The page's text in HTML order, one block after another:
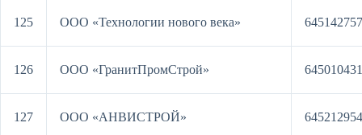
125 ООО «Технологии нового века»
126 ООО «ГранитПромСтрой»
127 ООО «АНВИСТРОЙ»